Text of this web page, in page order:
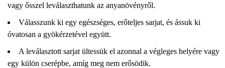
vagy ősszel leválaszthatunk az anyanövényről.
Válasszunk ki egy egészséges, erőteljes sarjat, és ássuk ki
óvatosan a gyökérzetével együtt.
A leválasztott sarjat ültessük el azonnal a végleges helyére vagy
egy külön cserépbe, amíg meg nem erősödik.